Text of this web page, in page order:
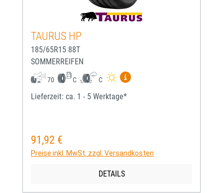
TAURUS HP
185/65R15 88T
SOMMERREIFEN
70 C C
Mehr Informationen zum
Lieferzeit: ca. 1 - 5 Werktage*
Regulärer Preis:
91,92 €
Preise inkl. MwSt. zzgl. Versandkosten
DETAILS